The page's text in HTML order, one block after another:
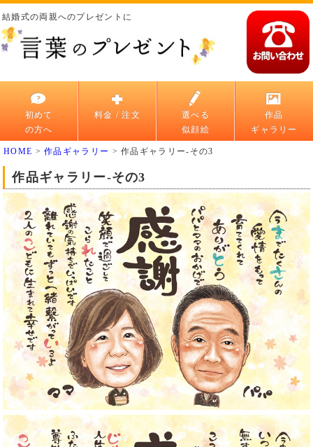
結婚式の両親へのプレゼントに
初めて
の方へ
料金 / 注文
選べる
似顔絵
作品
ギャラリー
HOME >作品ギャラリー >作品ギャラリー-その3
作品ギャラリー-その3